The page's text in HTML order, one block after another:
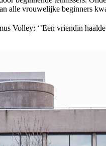
alle vrouwelijke beginners
Volley: ‘’Een vriendin